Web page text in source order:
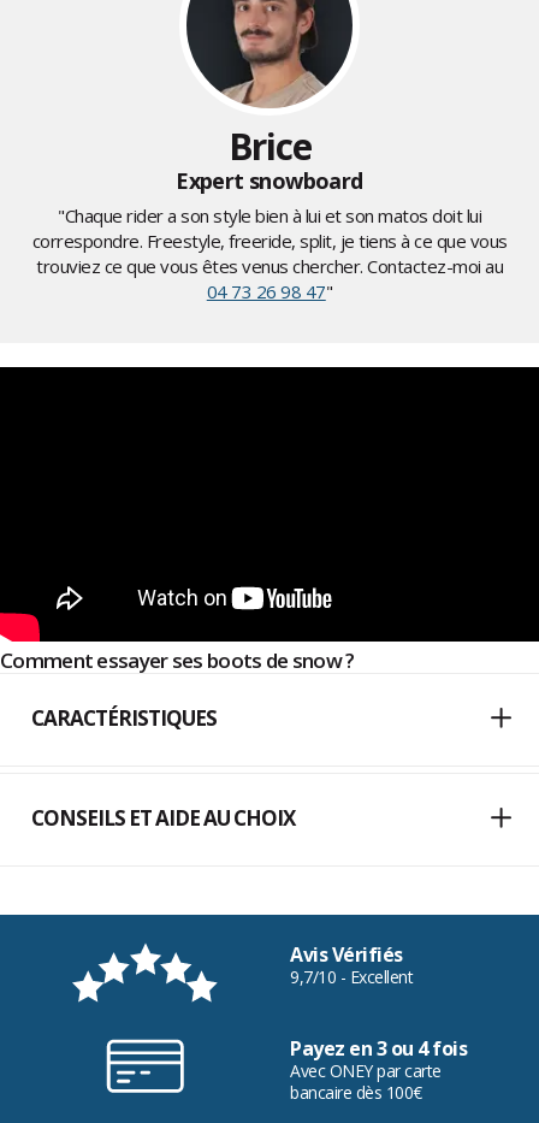
Brice
Expert snowboard
"Chaque rider a son style bien à lui et son matos doit lui
correspondre. Freestyle, freeride, split, je tiens à ce que vous
trouviez ce que vous êtes venus chercher. Contactez-moi au
04 73 26 98 47"
Comment essayer ses boots de snow ?
CARACTÉRISTIQUES
CONSEILS ET AIDE AU CHOIX
Avis Vérifiés
9,7/10 - Excellent
Payez en 3 ou 4 fois
Avec ONEY par carte
bancaire dès 100€